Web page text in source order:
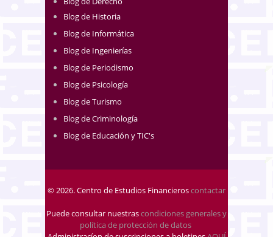
Blog de Historia
Blog de Informática
Blog de Ingenierías
Blog de Periodismo
Blog de Psicología
Blog de Turismo
Blog de Criminología
Blog de Educación y TIC's
© 2026. Centro de Estudios Financieroscontactar
Puede consultar nuestrascondiciones generales y
política de protección de datos